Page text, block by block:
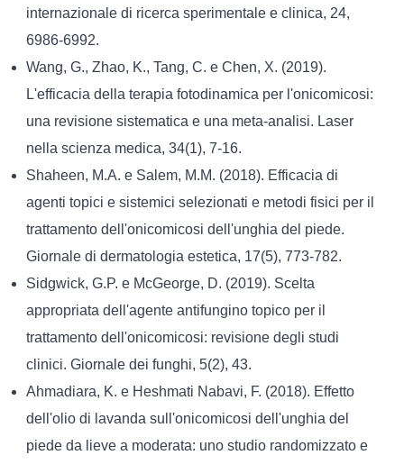
internazionale di ricerca sperimentale e clinica, 24,
6986-6992.
Wang, G., Zhao, K., Tang, C. e Chen, X. (2019).
L'efficacia della terapia fotodinamica per l'onicomicosi:
una revisione sistematica e una meta-analisi. Laser
nella scienza medica, 34(1), 7-16.
Shaheen, M.A. e Salem, M.M. (2018). Efficacia di
agenti topici e sistemici selezionati e metodi fisici per il
trattamento dell'onicomicosi dell'unghia del piede.
Giornale di dermatologia estetica, 17(5), 773-782.
Sidgwick, G.P. e McGeorge, D. (2019). Scelta
appropriata dell'agente antifungino topico per il
trattamento dell'onicomicosi: revisione degli studi
clinici. Giornale dei funghi, 5(2), 43.
Ahmadiara, K. e Heshmati Nabavi, F. (2018). Effetto
dell'olio di lavanda sull'onicomicosi dell'unghia del
piede da lieve a moderata: uno studio randomizzato e